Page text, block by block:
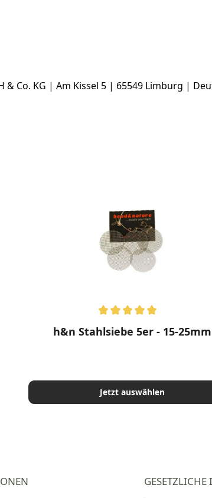
& Co. KG | Am Kissel 5 | 65549 Limburg |
Durchschnittliche Bewertung von 5 von 5
h&n Stahlsiebe 5er - 15-25mm
Jetzt auswählen